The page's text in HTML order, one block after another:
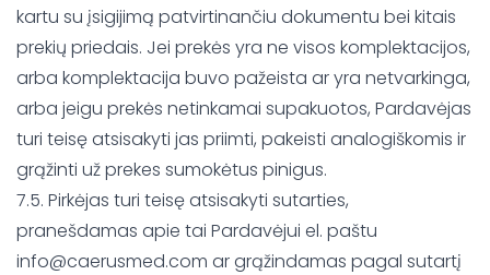
kartu su įsigijimą patvirtinančiu dokumentu bei kitais
prekių priedais. Jei prekės yra ne visos komplektacijos,
arba komplektacija buvo pažeista ar yra netvarkinga,
arba jeigu prekės netinkamai supakuotos, Pardavėjas
turi teisę atsisakyti jas priimti, pakeisti analogiškomis ir
grąžinti už prekes sumokėtus pinigus.
7.5. Pirkėjas turi teisę atsisakyti sutarties,
pranešdamas apie tai Pardavėjui el. paštu
info@caerusmed.com ar grąžindamas pagal sutartį